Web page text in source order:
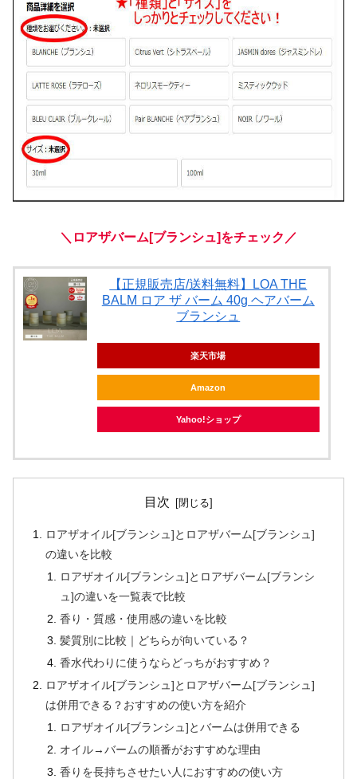
＼ロアザバーム[ブランシュ]をチェック／
【正規販売店/送料無料】LOA THE
BALM ロア ザ バーム 40g ヘアバーム
ブランシュ
楽天市場
Amazon
Yahoo!ショップ
目次
ロアザオイル[ブランシュ]とロアザバーム[ブランシュ]
の違いを比較
ロアザオイル[ブランシュ]とロアザバーム[ブランシ
ュ]の違いを一覧表で比較
香り・質感・使用感の違いを比較
髪質別に比較｜どちらが向いている？
香水代わりに使うならどっちがおすすめ？
ロアザオイル[ブランシュ]とロアザバーム[ブランシュ]
は併用できる？おすすめの使い方を紹介
ロアザオイル[ブランシュ]とバームは併用できる
オイル→バームの順番がおすすめな理由
香りを長持ちさせたい人におすすめの使い方